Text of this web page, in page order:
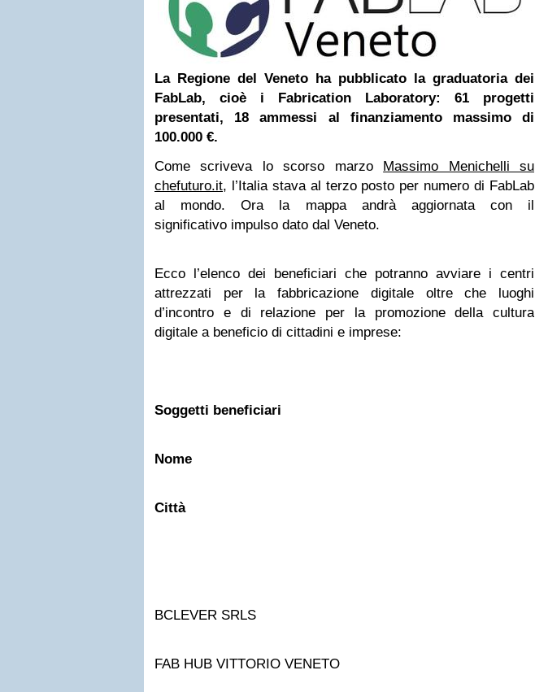
La Regione del Veneto ha pubblicato la graduatoria dei
FabLab, cioè i Fabrication Laboratory: 61 progetti
presentati, 18 ammessi al finanziamento massimo di
100.000 €.
Come scriveva lo scorso marzo Massimo Menichelli su
chefuturo.it, l’Italia stava al terzo posto per numero di FabLab
al mondo. Ora la mappa andrà aggiornata con il
significativo impulso dato dal Veneto.
Ecco l’elenco dei beneficiari che potranno avviare i centri
attrezzati per la fabbricazione digitale oltre che luoghi
d’incontro e di relazione per la promozione della cultura
digitale a beneficio di cittadini e imprese:
Soggetti beneficiari
Nome
Città
BCLEVER SRLS
FAB HUB VITTORIO VENETO